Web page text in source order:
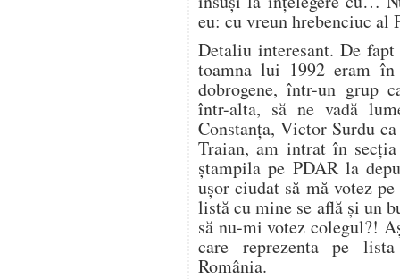
eu: cu vreun hrebenciuc
Detaliu interesant. De
toamna lui 1992 eram în
dobrogene, într-un grup
într-alta, să ne vadă
Constanța, Victor Surdu
Traian, am intrat în
ștampila pe PDAR la
ușor ciudat să mă votez
listă cu mine se află și un
să nu-mi votez colegul?!
care reprezenta pe
România.